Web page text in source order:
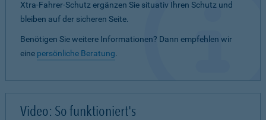
Xtra-Fahrer-Schutz ergänzen Sie situativ Ihren Schutz und
bleiben auf der sicheren Seite.
Benötigen Sie weitere Informationen? Dann empfehlen wir
eine persönliche Beratung.
Video: So funktioniert's